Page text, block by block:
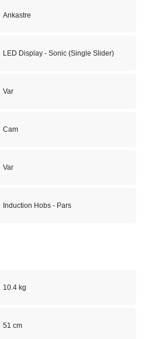
Ankastre
LED Display - Sonic (Single Slider)
Var
Cam
Var
Induction Hobs - Pars
10.4 kg
51 cm